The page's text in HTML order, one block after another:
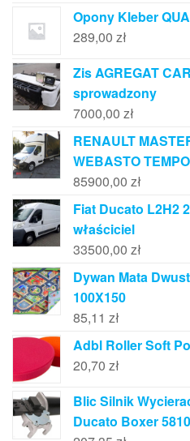
Opony Kleber
289,00 zł
Zis AGREGAT
sprowadzony
7000,00 zł
RENAULT
WEBASTO
85900,00 zł
Fiat Ducato L2H2
właściciel
33500,00 zł
Dywan Mata
100X150
85,11 zł
Adbl Roller Soft
20,70 zł
Blic Silnik
Ducato Boxer